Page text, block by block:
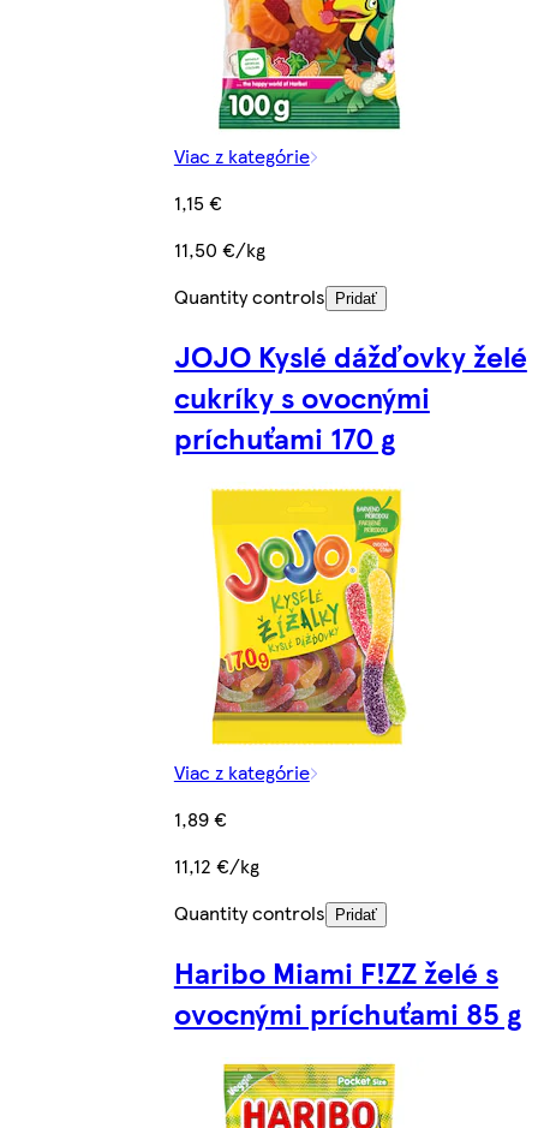
Viac z kategórie
1,15 €
11,50 €/kg
Quantity controls
Pridať
JOJO Kyslé dážďovky želé
cukríky s ovocnými
príchuťami 170 g
Viac z kategórie
1,89 €
11,12 €/kg
Quantity controls
Pridať
Haribo Miami F!ZZ želé s
ovocnými príchuťami 85 g